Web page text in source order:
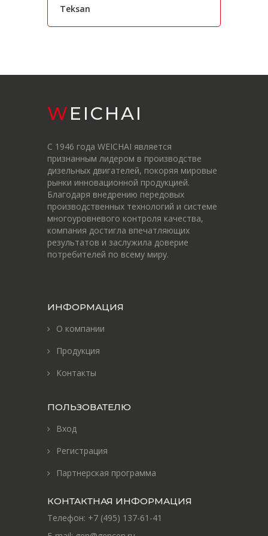
Teksan
WEICHAI
С 1946 года WEICHAI является
признанным лидером в производстве
дизельных двигателей, покоряя мировые
рынки инновационной продукцией.
Благодаря внедрению передовых
производственных технологий и системе
многоуровневого контроля качества,
компания достигла впечатляющих
результатов и заслужила доверие
потребителей по всему миру.
ИНФОРМАЦИЯ
О компании
Продукция
Контакты
ПОЛЬЗОВАТЕЛЮ
Вход
Регистрация
Партнерская программа
КОНТАКТНАЯ ИНФОРМАЦИЯ
Телефон: +7 (495) 137-61-41